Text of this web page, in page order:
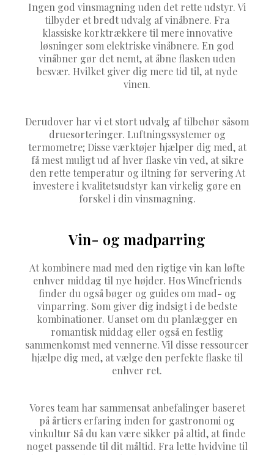
Ingen god vinsmagning uden det rette udstyr. Vi
tilbyder et bredt udvalg af vinåbnere. Fra
klassiske korktrækkere til mere innovative
løsninger som elektriske vinåbnere. En god
vinåbner gør det nemt, at åbne flasken uden
besvær. Hvilket giver dig mere tid til, at nyde
vinen.
Derudover har vi et stort udvalg af tilbehør såsom
druesorteringer. Luftningssystemer og
termometre; Disse værktøjer hjælper dig med, at
få mest muligt ud af hver flaske vin ved, at sikre
den rette temperatur og iltning før servering At
investere i kvalitetsudstyr kan virkelig gøre en
forskel i din vinsmagning.
Vin- og madparring
At kombinere mad med den rigtige vin kan løfte
enhver middag til nye højder. Hos Winefriends
finder du også bøger og guides om mad- og
vinparring. Som giver dig indsigt i de bedste
kombinationer. Uanset om du planlægger en
romantisk middag eller også en festlig
sammenkomst med vennerne. Vil disse ressourcer
hjælpe dig med, at vælge den perfekte flaske til
enhver ret.
Vores team har sammensat anbefalinger baseret
på årtiers erfaring inden for gastronomi og
vinkultur Så du kan være sikker på altid, at finde
noget passende til dit måltid. Fra lette hvidvine til